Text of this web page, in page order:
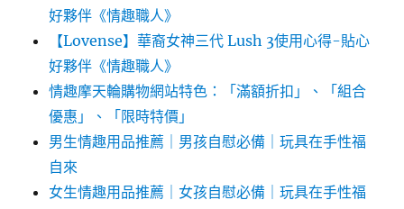
好夥伴《情趣職人》
【Lovense】華裔女神三代 Lush 3使用心得-貼心
好夥伴《情趣職人》
情趣摩天輪購物網站特色：「滿額折扣」、「組合
優惠」、「限時特價」
男生情趣用品推薦｜男孩自慰必備｜玩具在手性福
自來
女生情趣用品推薦｜女孩自慰必備｜玩具在手性福